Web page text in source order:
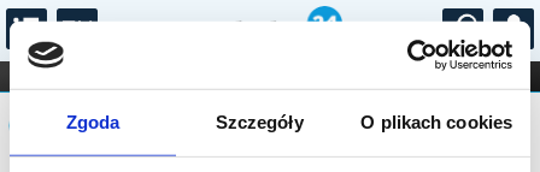
Zgoda Szczegóły O plikach cookies
...
FILHARMONIA OPERA I BALET
STAND-UP
DLA DZIECI
Komunikat